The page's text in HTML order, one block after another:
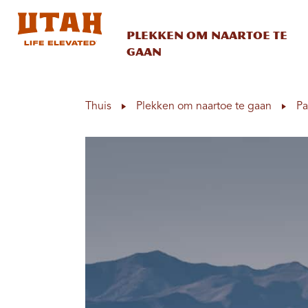
Plekken om naartoe te
gaan
Thuis Plekken om naartoe te gaan